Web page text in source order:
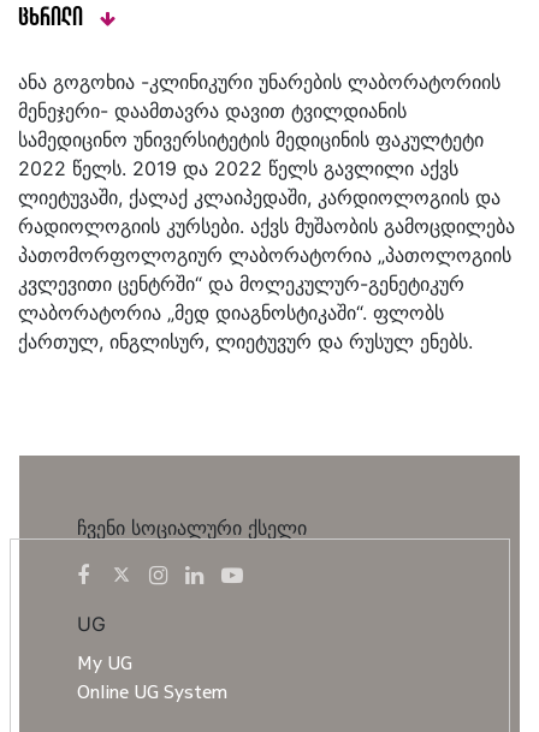
ცხრილი
ანა გოგოხია -კლინიკური უნარების ლაბორატორიის
მენეჯერი- დაამთავრა დავით ტვილდიანის
სამედიცინო უნივერსიტეტის მედიცინის ფაკულტეტი
2022 წელს. 2019 და 2022 წელს გავლილი აქვს
ლიეტუვაში, ქალაქ კლაიპედაში, კარდიოლოგიის და
რადიოლოგიის კურსები. აქვს მუშაობის გამოცდილება
პათომორფოლოგიურ ლაბორატორია „პათოლოგიის
კვლევითი ცენტრში“ და მოლეკულურ-გენეტიკურ
ლაბორატორია „მედ დიაგნოსტიკაში“. ფლობს
ქართულ, ინგლისურ, ლიეტუვურ და რუსულ ენებს.
ჩვენი სოციალური ქსელი
UG
My UG
Online UG System